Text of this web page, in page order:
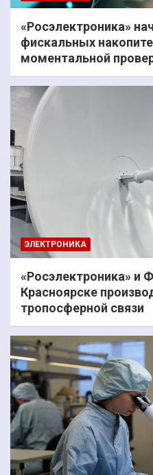
«Росэлектроника»
фискальных
моментальной
ЭЛЕКТРОНИКА
«Росэлектроника» и
Красноярске
тропосферной связи